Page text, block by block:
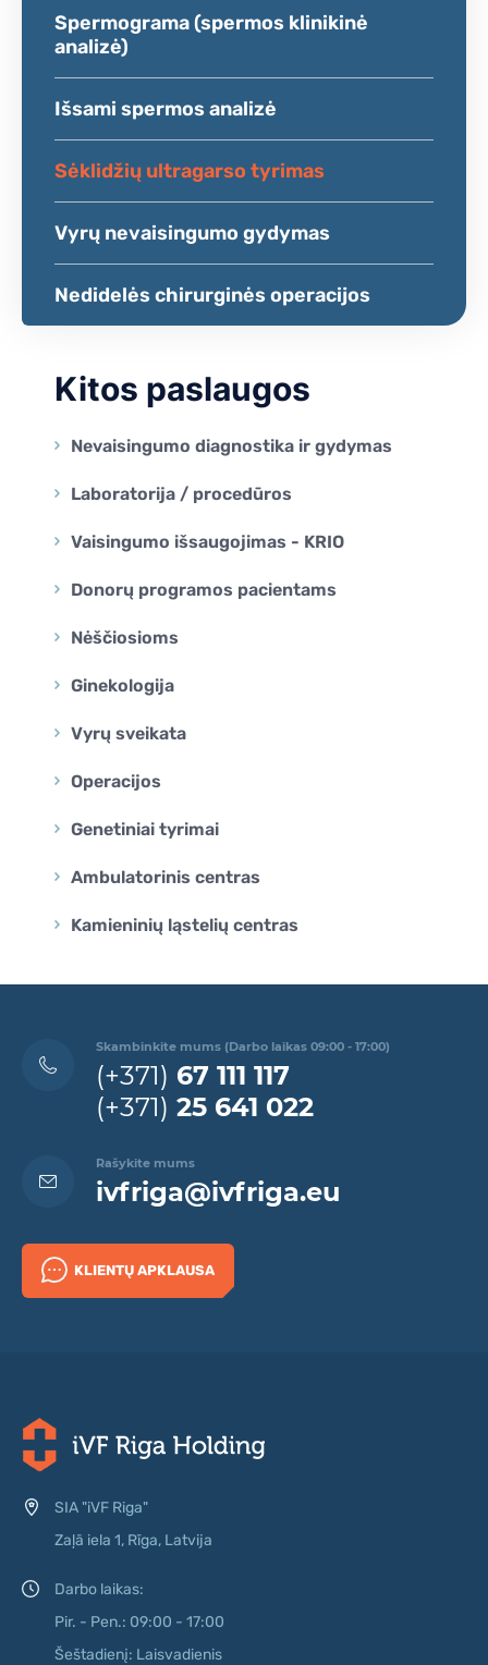
Spermograma (spermos klinikinė
analizė)
Išsami spermos analizė
Sėklidžių ultragarso tyrimas
Vyrų nevaisingumo gydymas
Nedidelės chirurginės operacijos
Kitos paslaugos
Nevaisingumo diagnostika ir gydymas
Laboratorija / procedūros
Vaisingumo išsaugojimas - KRIO
Donorų programos pacientams
Nėščiosioms
Ginekologija
Vyrų sveikata
Operacijos
Genetiniai tyrimai
Ambulatorinis centras
Kamieninių ląstelių centras
Skambinkite mums (Darbo laikas 09:00 - 17:00)
(+371) 67 111 117
(+371) 25 641 022
Rašykite mums
ivfriga@ivfriga.eu
KLIENTŲ APKLAUSA
SIA "iVF Riga"
Zaļā iela 1, Rīga, Latvija
Darbo laikas:
Pir. - Pen.: 09:00 - 17:00
Šeštadienį: Laisvadienis